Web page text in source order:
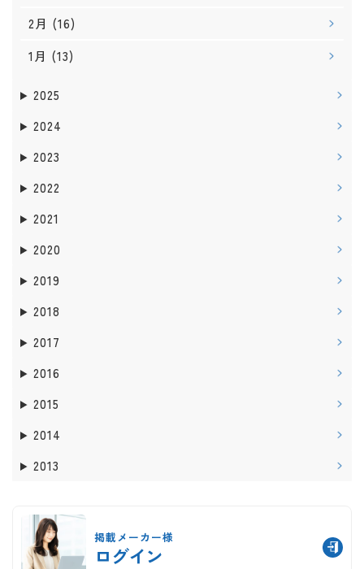
2月 (16)
1月 (13)
2025
2024
2023
2022
2021
2020
2019
2018
2017
2016
2015
2014
2013
掲載メーカー様
ログイン